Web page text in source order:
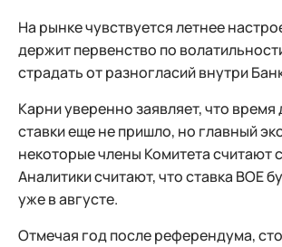
На рынке чувствуется летнее
держит первенство по
страдать от разногласий внутри
Карни уверенно заявляет, что
ставки еще не пришло, но главный
некоторые члены Комитета считают
Аналитики считают, что ставка BOE
уже в августе.
Отмечая год после референдума,